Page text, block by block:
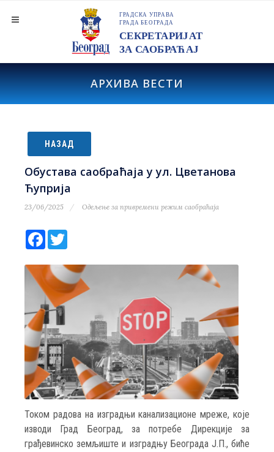
АРХИВА ВЕСТИ
НАЗАД
Обустава саобраћаја у ул. Цветанова
Ћуприја
23/06/2025 Одељење за привремени режим саобраћаја
Facebook
Током радова на изградњи канализационе мреже, које
изводи Град Београд, за потребе Дирекцијe за
грађевинско земљиште и изградњу Београда Ј.П., биће